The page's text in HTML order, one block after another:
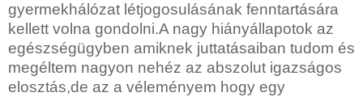
gyermekhálózat létjogosulásának fenntartására
kellett volna gondolni.A nagy hiányállapotok az
egészségügyben amiknek juttatásaiban tudom és
megéltem nagyon nehéz az abszolut igazságos
elosztás,de az a véleményem hogy egy